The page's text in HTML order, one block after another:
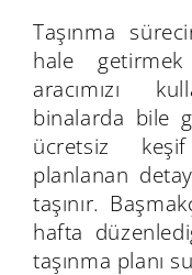
Taşınma
hale
aracımızı
binalarda bile
ücretsiz
planlanan
taşınır.
hafta
taşınma planı